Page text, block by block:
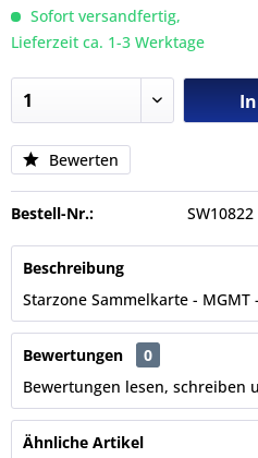
Sofort versandfertig,
Lieferzeit ca. 1-3 Werktage
Bewerten
Bestell-Nr.: SW10822
Beschreibung
Starzone Sammelkarte - MGMT
Bewertungen
0
Bewertungen lesen, schreiben
Ähnliche Artikel